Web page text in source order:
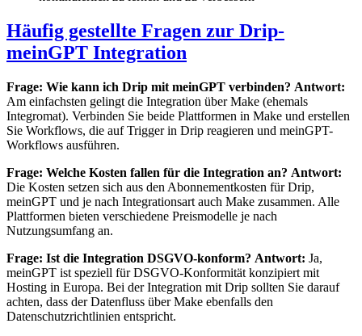
Häufig gestellte Fragen zur Drip-
meinGPT Integration
Frage: Wie kann ich Drip mit meinGPT verbinden? Antwort:
Am einfachsten gelingt die Integration über Make (ehemals
Integromat). Verbinden Sie beide Plattformen in Make und erstellen
Sie Workflows, die auf Trigger in Drip reagieren und meinGPT-
Workflows ausführen.
Frage: Welche Kosten fallen für die Integration an? Antwort:
Die Kosten setzen sich aus den Abonnementkosten für Drip,
meinGPT und je nach Integrationsart auch Make zusammen. Alle
Plattformen bieten verschiedene Preismodelle je nach
Nutzungsumfang an.
Frage: Ist die Integration DSGVO-konform? Antwort: Ja,
meinGPT ist speziell für DSGVO-Konformität konzipiert mit
Hosting in Europa. Bei der Integration mit Drip sollten Sie darauf
achten, dass der Datenfluss über Make ebenfalls den
Datenschutzrichtlinien entspricht.